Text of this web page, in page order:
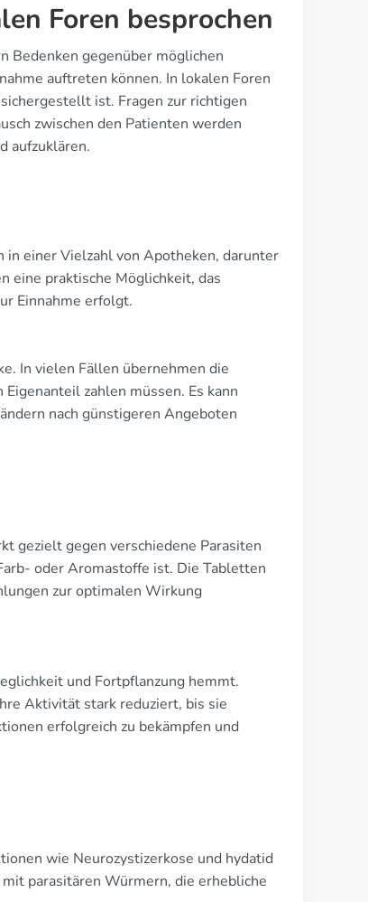
Foren besprochen
Bedenken gegenüber möglichen
auftreten können. In lokalen Foren
ist. Fragen zur richtigen
zwischen den Patienten werden
aufzuklären.
in einer Vielzahl von Apotheken, darunter
eine praktische Möglichkeit, das
Einnahme erfolgt.
In vielen Fällen übernehmen die
zahlen müssen. Es kann
nach günstigeren Angeboten
gezielt gegen verschiedene Parasiten
oder Aromastoffe ist. Die Tabletten
zur optimalen Wirkung
und Fortpflanzung hemmt.
Aktivität stark reduziert, bis sie
erfolgreich zu bekämpfen und
wie Neurozystizerkose und hydatid
parasitären Würmern, die erhebliche